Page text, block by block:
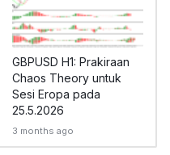
GBPUSD H1: Prakiraan
Chaos Theory untuk
Sesi Eropa pada
25.5.2026
3 months ago